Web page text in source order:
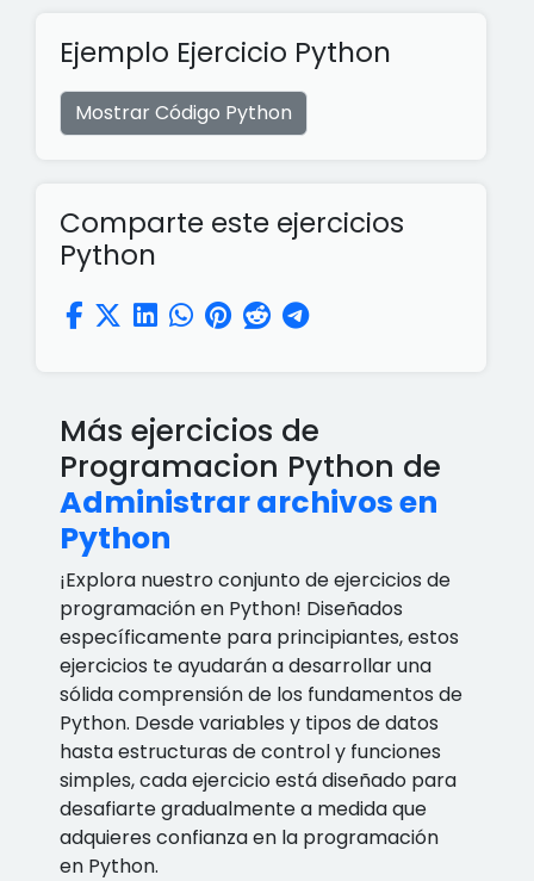
Ejemplo Ejercicio Python
Mostrar Código Python
Comparte este ejercicios
Python
Más ejercicios de
Programacion Python de
Administrar archivos en
Python
¡Explora nuestro conjunto de ejercicios de
programación en Python! Diseñados
específicamente para principiantes, estos
ejercicios te ayudarán a desarrollar una
sólida comprensión de los fundamentos de
Python. Desde variables y tipos de datos
hasta estructuras de control y funciones
simples, cada ejercicio está diseñado para
desafiarte gradualmente a medida que
adquieres confianza en la programación
en Python.